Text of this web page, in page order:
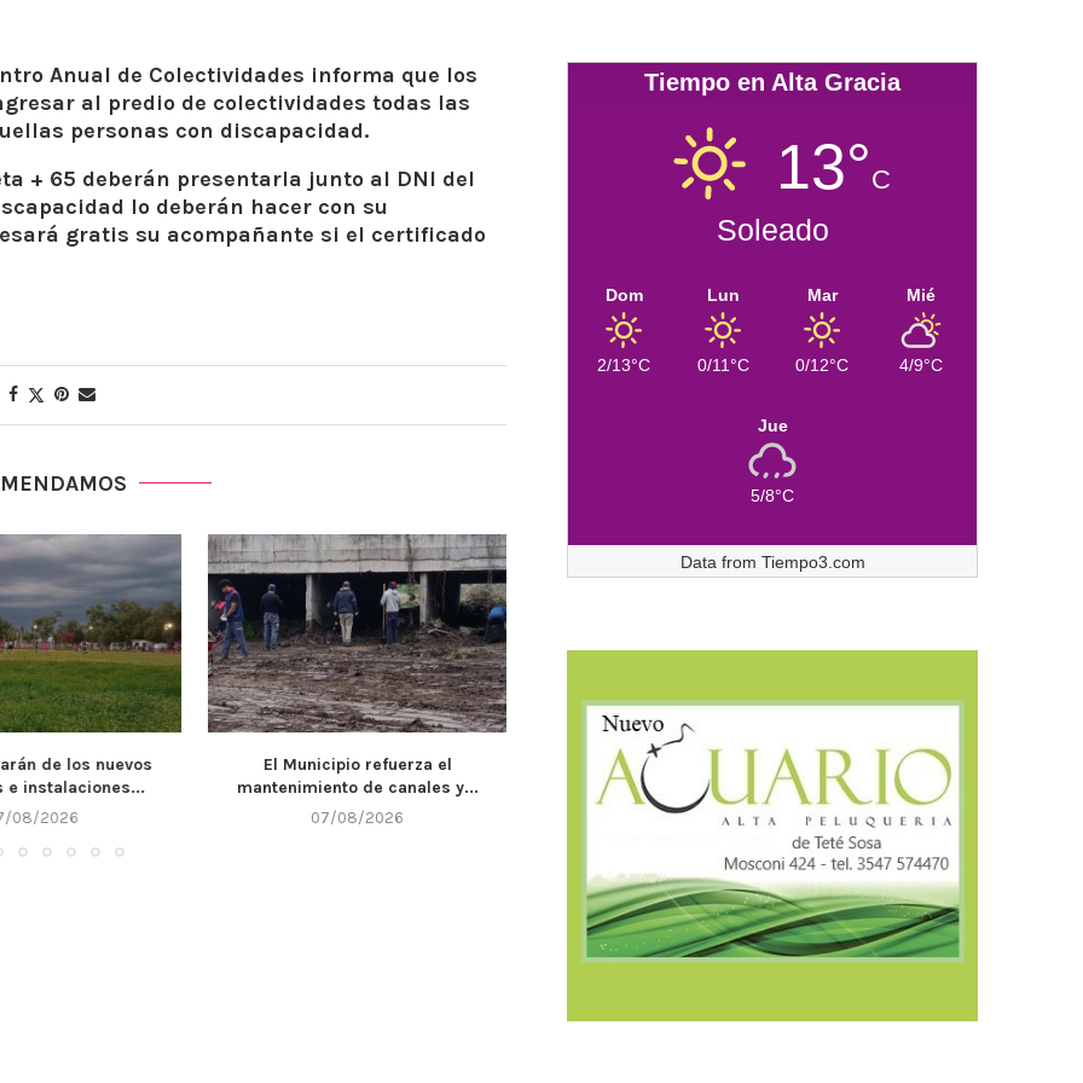
Anual de Colectividades informa que los
al predio de colectividades todas las
personas con discapacidad.
+ 65 deberán presentarla junto al DNI del
lo deberán hacer con su
gratis su acompañante si el certificado
refuerza el
de canales y...
08/2026
Llega un nuevo fin de semana y
Alta...
07/08/2026
Córdoba fortalece la prevención y
respuesta ante el...
07/08/2026
Córdoba fortalece la
tributaria con
internacionales...
Tiempo en Alta Gracia
13°C
Soleado
Dom
2/13°C
Lun
0/11°C
Mar
0/12°C
Mié
4/9°C
Jue
5/8°C
Data from Tiempo3.com